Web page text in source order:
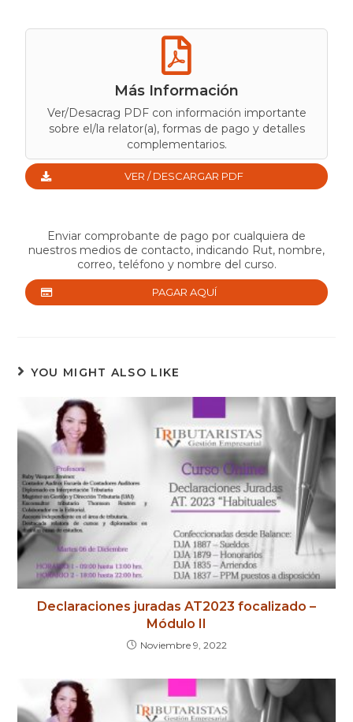
Más Información
Ver/Desacrag PDF con información importante
sobre el/la relator(a), formas de pago y detalles
complementarios.
VER / DESCARGAR PDF
Enviar comprobante de pago por cualquiera de
nuestros medios de contacto, indicando Rut, nombre,
correo, teléfono y nombre del curso.
PAGAR AQUÍ
YOU MIGHT ALSO LIKE
Declaraciones juradas AT2023 focalizado –
Módulo II
Noviembre 9, 2022